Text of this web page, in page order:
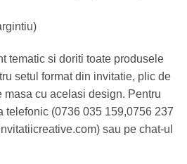
tematic si doriti toate produsele
setul format din invitatie, plic de
masa cu acelasi design. Pentru
telefonic (0736 035 159,0756 237
sau pe chat-ul